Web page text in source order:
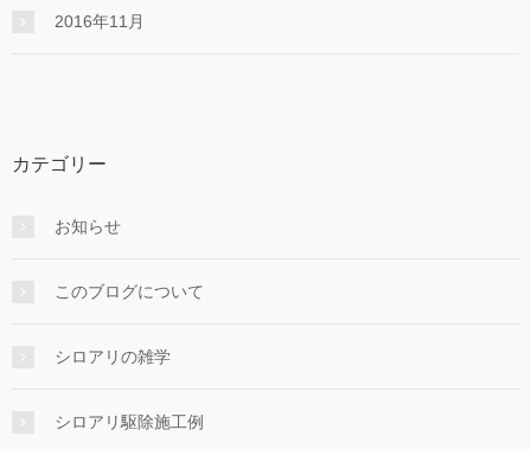
2016年11月
カテゴリー
お知らせ
このブログについて
シロアリの雑学
シロアリ駆除施工例